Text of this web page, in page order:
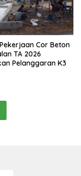
Cor Beton
TA 2026
Pelanggaran K3